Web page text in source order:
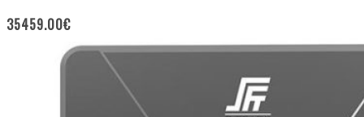
35459.00€